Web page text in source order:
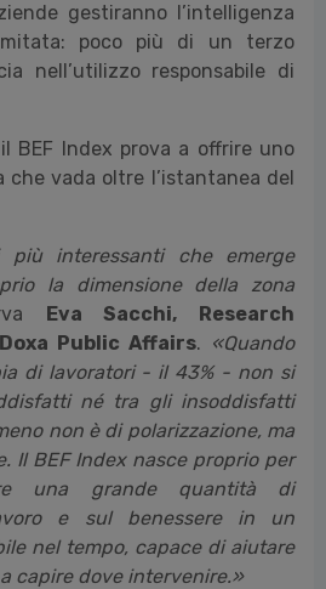
gestiranno l’intelligenza
poco più di un terzo
nell’utilizzo responsabile di
BEF Index prova a offrire uno
vada oltre l’istantanea del
più interessanti che emerge
la dimensione della zona
Eva Sacchi, Research
Public Affairs. «Quando
di lavoratori - il 43% - non si
né tra gli insoddisfatti
non è di polarizzazione, ma
Il BEF Index nasce proprio per
una grande quantità di
e sul benessere in un
nel tempo, capace di aiutare
capire dove intervenire.»